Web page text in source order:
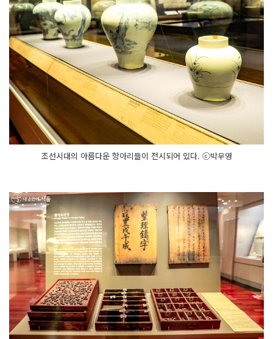
조선시대의 아름다운 항아리들이 전시되어 있다. ⓒ박우영